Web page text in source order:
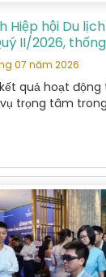
Hiệp hội Du
II/2026,
07 năm 2026
quả hoạt động
trọng tâm
hội Du lịch Hoàn
Quý II năm